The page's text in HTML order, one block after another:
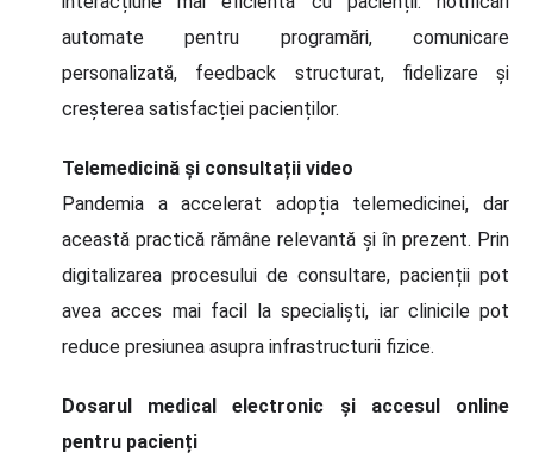
automate pentru programări, comunicare
personalizată, feedback structurat, fidelizare și
creșterea satisfacției pacienților.
Telemedicină și consultații video
Pandemia a accelerat adopția telemedicinei, dar
această practică rămâne relevantă și în prezent. Prin
digitalizarea procesului de consultare, pacienții pot
avea acces mai facil la specialiști, iar clinicile pot
reduce presiunea asupra infrastructurii fizice.
Dosarul medical electronic și accesul online
pentru pacienți